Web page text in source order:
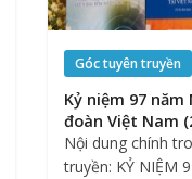
Góc tuyên truyền
Kỷ niệm 97
đoàn Việt Nam
Nội dung chính
truyền: KỶ NIỆM